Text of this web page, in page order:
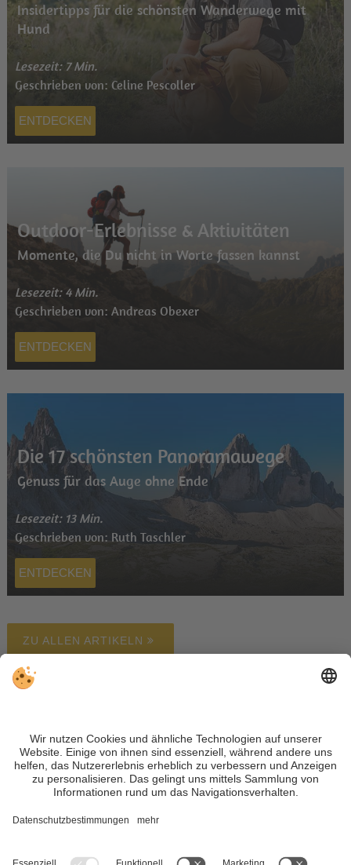
Insidertipps für die schönsten Wanderwege mit
Hund
Lesezeit: 7 Min.
Geschrieben von: Celine Pescoller
ENTDECKEN
Outdoor-Erlebnisse & Aktivitäten
Momente, die Du nicht in Worte fassen kannst
Lesezeit: 4 Min.
Geschrieben von: Andreas Obexer
ENTDECKEN
Die 17 schönsten Panoramawege
Genuss für das Auge ohne Ende
Lesezeit: 13 Min.
Geschrieben von: Ruth Taschler
ENTDECKEN
ZU ALLEN ARTIKELN
Wetter
Webcam